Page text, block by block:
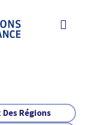
Régions